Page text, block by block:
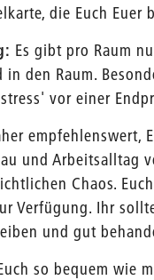
die Euch
Es gibt pro Raum
in den Raum.
vor einer
empfehlenswert,
und Arbeitsalltag
Chaos.
Verfügung. Ihr
und gut
so bequem wie